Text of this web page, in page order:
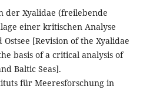
der Xyalidae (freilebende
einer kritischen Analyse
[Revision of the Xyalidae
basis of a critical analysis of
Baltic Seas].
für Meeresforschung in